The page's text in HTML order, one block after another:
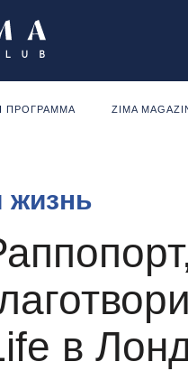
ПРОГРАММА ZIMA
жизнь
в